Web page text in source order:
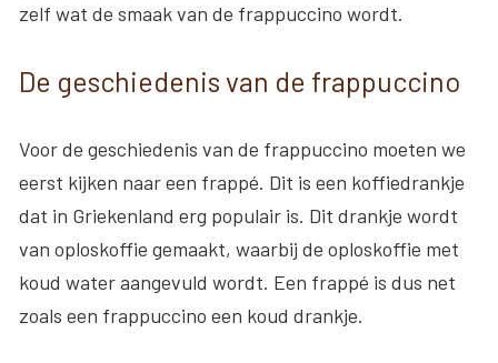
zelf wat de smaak van de frappuccino wordt.
De geschiedenis van de frappuccino
Voor de geschiedenis van de frappuccino moeten we
eerst kijken naar een frappé. Dit is een koffiedrankje
dat in Griekenland erg populair is. Dit drankje wordt
van oploskoffie gemaakt, waarbij de oploskoffie met
koud water aangevuld wordt. Een frappé is dus net
zoals een frappuccino een koud drankje.